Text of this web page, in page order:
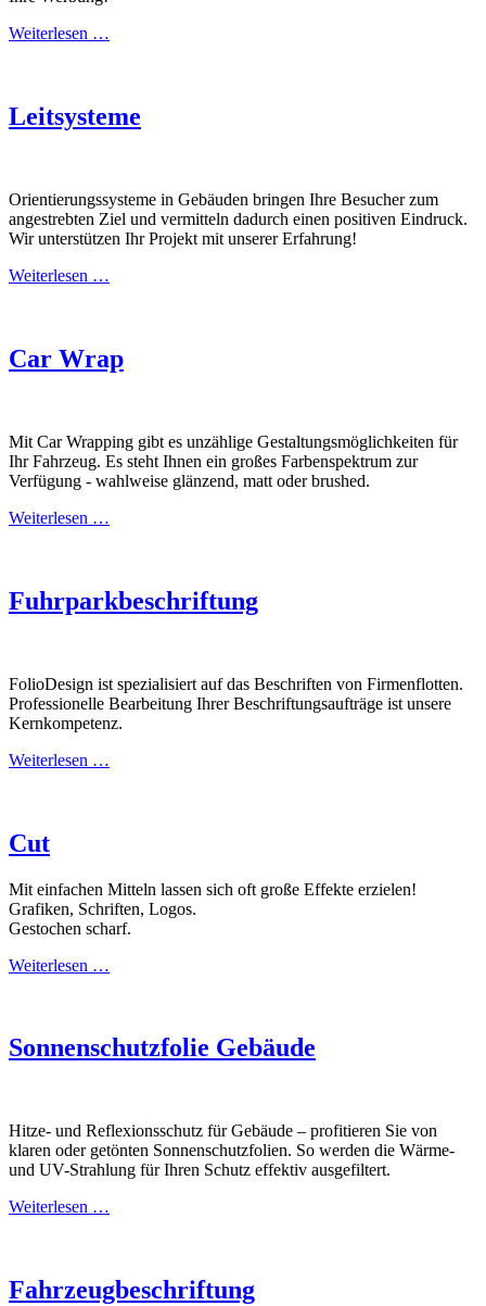
Weiterlesen …
Leitsysteme
Orientierungssysteme in Gebäuden bringen Ihre Besucher zum
angestrebten Ziel und vermitteln dadurch einen positiven Eindruck.
Wir unterstützen Ihr Projekt mit unserer Erfahrung!
Weiterlesen …
Car Wrap
Mit Car Wrapping gibt es unzählige Gestaltungsmöglichkeiten für
Ihr Fahrzeug. Es steht Ihnen ein großes Farbenspektrum zur
Verfügung - wahlweise glänzend, matt oder brushed.
Weiterlesen …
Fuhrparkbeschriftung
FolioDesign ist spezialisiert auf das Beschriften von Firmenflotten.
Professionelle Bearbeitung Ihrer Beschriftungsaufträge ist unsere
Kernkompetenz.
Weiterlesen …
Cut
Mit einfachen Mitteln lassen sich oft große Effekte erzielen!
Grafiken, Schriften, Logos.
Gestochen scharf.
Weiterlesen …
Sonnenschutzfolie Gebäude
Hitze- und Reflexionsschutz für Gebäude – profitieren Sie von
klaren oder getönten Sonnenschutzfolien. So werden die Wärme-
und UV-Strahlung für Ihren Schutz effektiv ausgefiltert.
Weiterlesen …
Fahrzeugbeschriftung